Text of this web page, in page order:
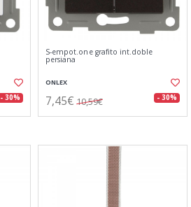
- 30%
S-empot.one grafito int.doble
persiana
ONLEX
7,45€ 10,59€ - 30%